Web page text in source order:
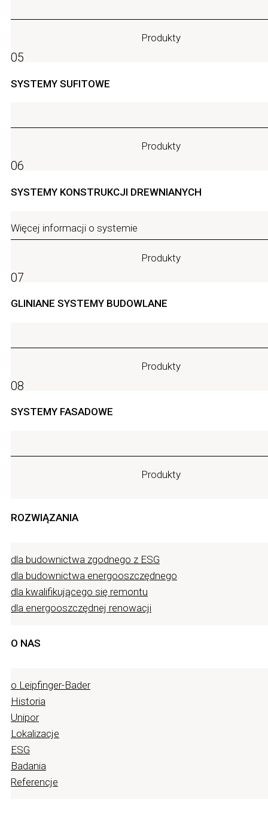
Produkty
05
SYSTEMY SUFITOWE
Produkty
06
SYSTEMY KONSTRUKCJI DREWNIANYCH
Więcej informacji o systemie
Produkty
07
GLINIANE SYSTEMY BUDOWLANE
Produkty
08
SYSTEMY FASADOWE
Produkty
ROZWIĄZANIA
dla budownictwa zgodnego z ESG
dla budownictwa energooszczędnego
dla kwalifikującego się remontu
dla energooszczędnej renowacji
O NAS
o Leipfinger-Bader
Historia
Unipor
Lokalizacje
ESG
Badania
Referencje